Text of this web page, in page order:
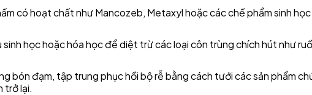
có hoạt chất như Mancozeb, Metaxyl hoặc các chế phẩm sinh
học hoặc hóa học để diệt trừ các loại côn trùng chích hút như
bón đạm, tập trung phục hồi bộ rễ bằng cách tưới các sản phẩm
trở lại.